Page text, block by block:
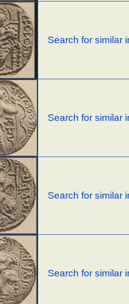
Search for similar
Search for similar
Search for similar
Search for similar